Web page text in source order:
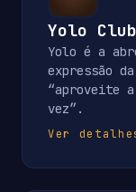
Yolo Club
Yolo é a
expressão
“aproveite
vez”.
Ver